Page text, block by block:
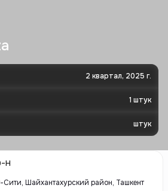
2 квартал, 2025 г.
1 штук
штук
н
Сити, Шайхантахурский район, Ташкент